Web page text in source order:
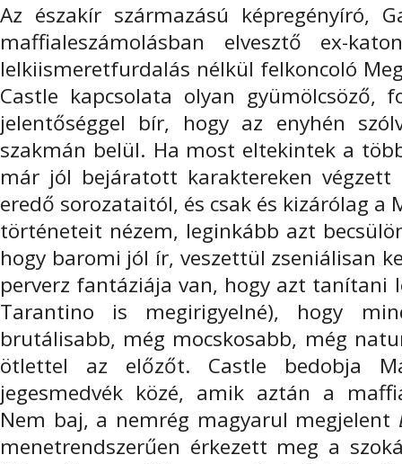
Az északír származású képregényíró,
maffialeszámolásban elvesztő ex-
lelkiismeretfurdalás nélkül felkoncoló
Castle kapcsolata olyan gyümölcsöző,
jelentőséggel bír, hogy az enyhén
szakmán belül. Ha most eltekintek a
már jól bejáratott karaktereken
eredő sorozataitól, és csak és kizárólag a
történeteit nézem, leginkább azt
hogy baromi jól ír, veszettül zseniálisan
perverz fantáziája van, hogy azt tanítani
Tarantino is megirigyelné), hogy
brutálisabb, még mocskosabb, még
ötlettel az előzőt. Castle bedobja
jegesmedvék közé, amik aztán a
Nem baj, a nemrég magyarul megjelent
menetrendszerűen érkezett meg a